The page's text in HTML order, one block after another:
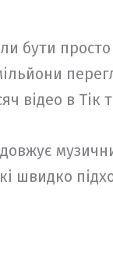
бути
відео в Тік
швидко